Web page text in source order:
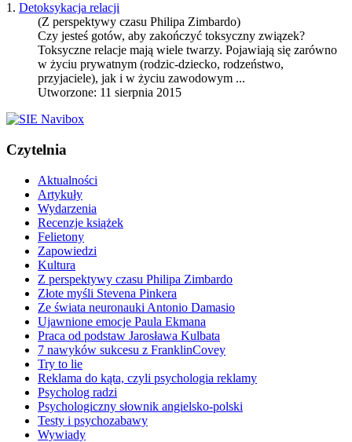
1. Detoksykacja relacji
(Z perspektywy czasu Philipa Zimbardo)
Czy jesteś gotów, aby zakończyć toksyczny związek?
Toksyczne relacje mają wiele twarzy. Pojawiają się zarówno
w życiu prywatnym (rodzic-dziecko, rodzeństwo,
przyjaciele), jak i w życiu zawodowym ...
Utworzone: 11 sierpnia 2015
Czytelnia
Aktualności
Artykuły
Wydarzenia
Recenzje książek
Felietony
Zapowiedzi
Kultura
Z perspektywy czasu Philipa Zimbardo
Złote myśli Stevena Pinkera
Ze świata neuronauki Antonio Damasio
Ujawnione emocje Paula Ekmana
Praca od podstaw Jarosława Kulbata
7 nawyków sukcesu z FranklinCovey
Try to lie
Reklama do kąta, czyli psychologia reklamy
Psycholog radzi
Psychologiczny słownik angielsko-polski
Testy i psychozabawy
Wywiady